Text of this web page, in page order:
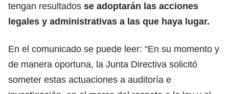
tengan resultados se adoptarán las acciones
legales y administrativas a las que haya lugar.
En el comunicado se puede leer: “En su momento y
de manera oportuna, la Junta Directiva solicitó
someter estas actuaciones a auditoría e